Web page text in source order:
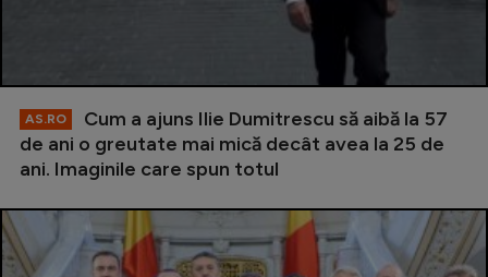
AS.RO
Cum a ajuns Ilie Dumitrescu să aibă la 57
de ani o greutate mai mică decât avea la 25 de
ani. Imaginile care spun totul